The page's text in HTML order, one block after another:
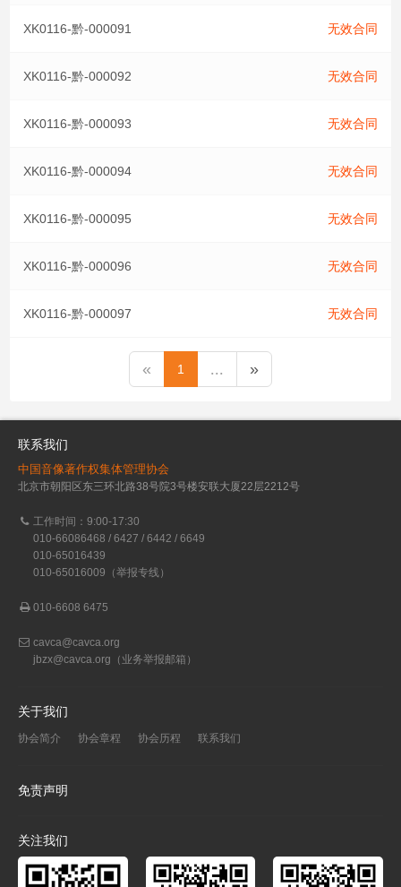
XK0116-黔-000091 无效合同
XK0116-黔-000092 无效合同
XK0116-黔-000093 无效合同
XK0116-黔-000094 无效合同
XK0116-黔-000095 无效合同
XK0116-黔-000096 无效合同
XK0116-黔-000097 无效合同
« 1 ... »
联系我们
中国音像著作权集体管理协会
北京市朝阳区东三环北路38号院3号楼安联大厦22层2212号
工作时间：9:00-17:30
010-66086468 / 6427 / 6442 / 6649
010-65016439
010-65016009（举报专线）
010-6608 6475
cavca@cavca.org
jbzx@cavca.org （业务举报邮箱）
关于我们
协会简介 协会章程 协会历程 联系我们
免责声明
关注我们